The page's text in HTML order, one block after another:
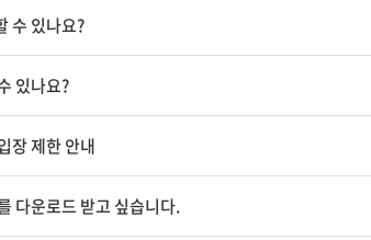
수 있나요?
있나요?
장 제한 안내
다운로드 받고 싶습니다.